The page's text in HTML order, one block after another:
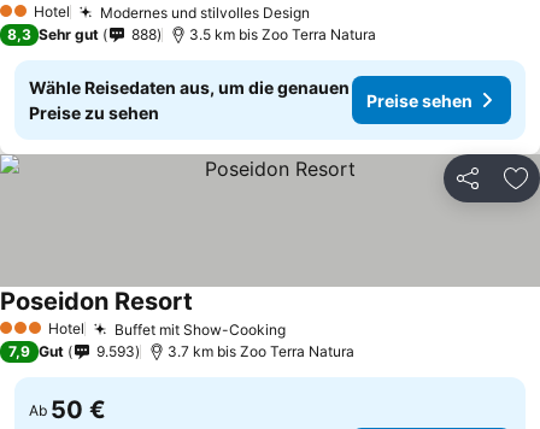
2 Sterne
Hotel Modernes und stilvolles Design
8,3 Sehr gut 888 3.5 km bis Zoo Terra Natura
Wähle Reisedaten aus, um die genauen
Preise zu sehen
Preise sehen
Teilen
3 SterneHotel Buffet mit Show-Cooking
Poseidon Resort
7,9 Gut 9.593 3.7 km bis Zoo Terra Natura
Ab 50 €